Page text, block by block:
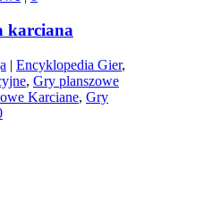
karciana
| Encyklopedia Gier,
, Gry planszowe
Karciane, Gry